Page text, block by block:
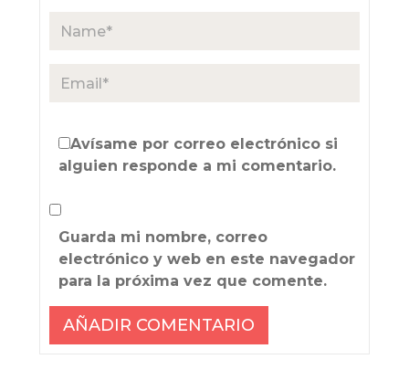
Avísame por correo electrónico si
alguien responde a mi comentario.
Guarda mi nombre, correo
electrónico y web en este navegador
para la próxima vez que comente.